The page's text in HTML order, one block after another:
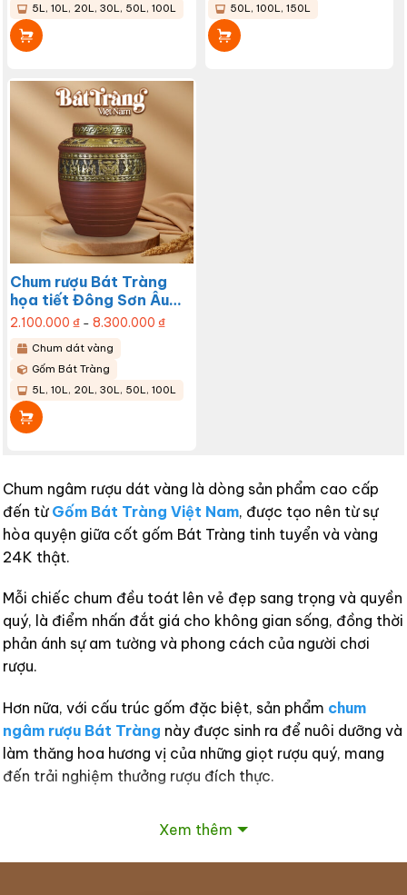
5L, 10L, 20L, 30L, 50L, 100L
này
có
nhiều
biến
Các
phẩm
50L, 100L, 150L
này
có
nhiều
biến
Chum rượu Bát Tràng
họa tiết Đông Sơn Âu
Lạc khắc nổi dát vàng
BT-CR06
2.100.000 ₫ – 8.300.000 ₫Khoảng
giá:
Chum dát vàng
Gốm Bát Tràng
5L, 10L, 20L, 30L, 50L, 100L
Sản
phẩm
này
có
nhiều
biến
tùy
chọn
có
thể
được
chọn
trang
sản
phẩm
Chum ngâm rượu dát vàng là dòng sản phẩm cao cấp
đến từ Gốm Bát Tràng Việt Nam, được tạo nên từ sự
hòa quyện giữa cốt gốm Bát Tràng tinh tuyển và vàng
24K thật.
Mỗi chiếc chum đều toát lên vẻ đẹp sang trọng và quyền
quý, là điểm nhấn đắt giá cho không gian sống, đồng thời
phản ánh sự am tường và phong cách của người chơi
rượu.
Hơn nữa, với cấu trúc gốm đặc biệt, sản phẩm chum
ngâm rượu Bát Tràng này được sinh ra để nuôi dưỡng và
làm thăng hoa hương vị của những giọt rượu quý, mang
đến trải nghiệm thưởng rượu đích thực.
Tại sao nên chọn chum ngâm rượu dát vàng
Xem thêm